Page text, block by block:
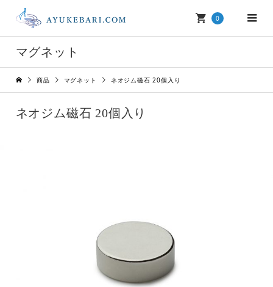
0
マグネット
商品 マグネット ネオジム磁石 20個入り
ネオジム磁石 20個入り